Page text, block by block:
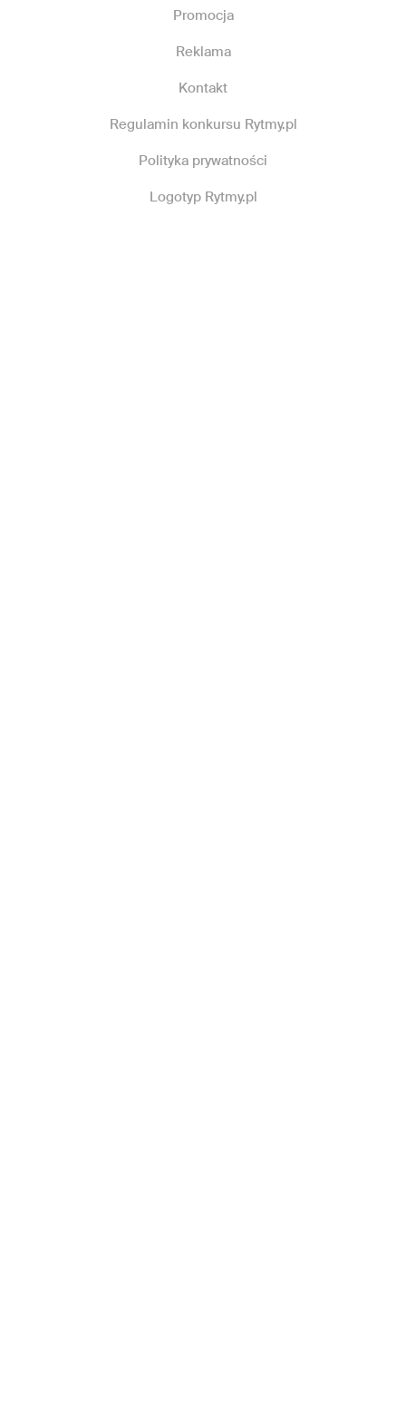
Promocja
Reklama
Kontakt
Regulamin konkursu Rytmy.pl
Polityka prywatności
Logotyp Rytmy.pl